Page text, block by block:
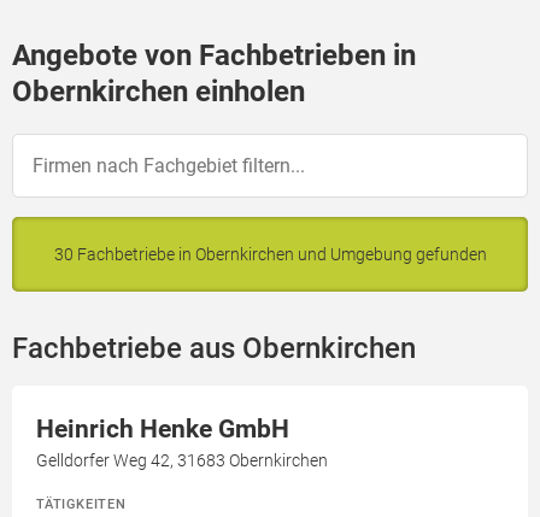
Angebote von Fachbetrieben in
Obernkirchen einholen
30 Fachbetriebe in Obernkirchen und Umgebung gefunden
Fachbetriebe aus Obernkirchen
Heinrich Henke GmbH
Gelldorfer Weg 42, 31683 Obernkirchen
TÄTIGKEITEN